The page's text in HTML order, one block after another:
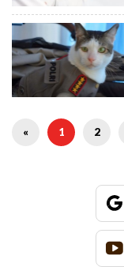
« 1 2